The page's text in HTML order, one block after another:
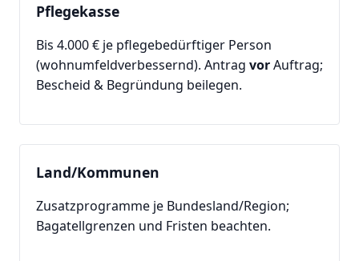
Pflegekasse
Bis 4.000 € je pflegebedürftiger Person
(wohnumfeldverbessernd). Antrag vorAuftrag;
Bescheid & Begründung beilegen.
Land/Kommunen
Zusatzprogramme je Bundesland/Region;
Bagatellgrenzen und Fristen beachten.